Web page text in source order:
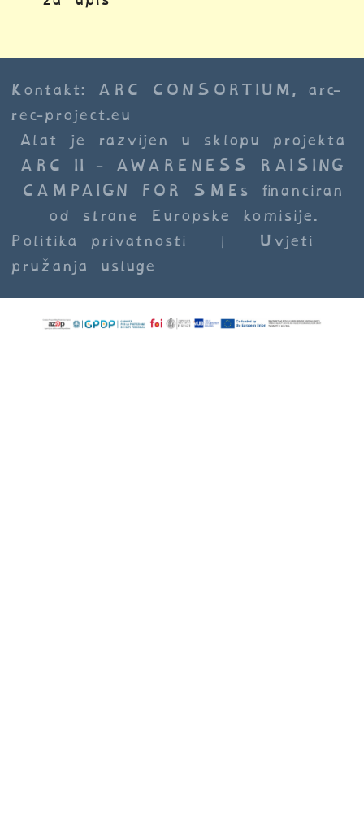
Kontakt: ARC CONSORTIUM, arc-
rec-project.eu
Alat je razvijen u sklopu projekta
ARC II - AWARENESS RAISING
CAMPAIGN FOR SMEs financiran
od strane Europske komisije.
Politika privatnosti | Uvjeti
pružanja usluge